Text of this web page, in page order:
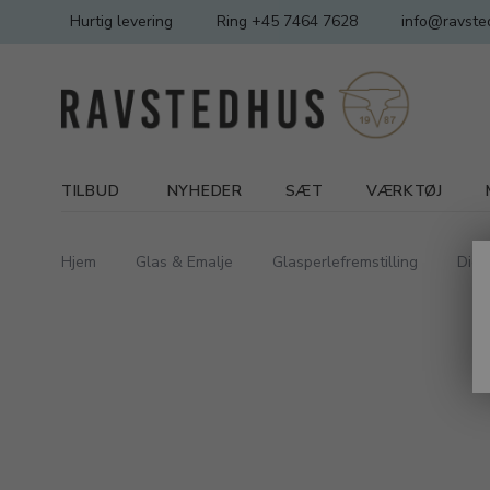
Hurtig levering Ring +45 7464 7628
TILBUD NYHEDER SÆT VÆRKTØJ
Hjem Glas & Emalje Glasperlefremstilling